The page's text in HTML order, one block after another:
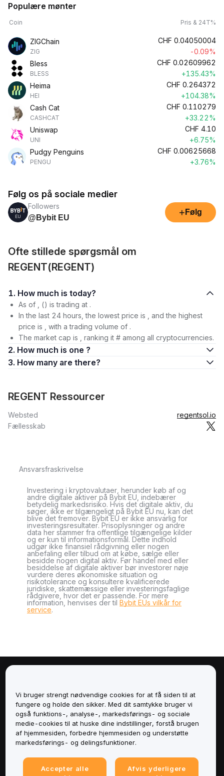
Populære mønter
Coin Pris & 24T%
ZIGChain
ZIG
CHF 0.04050004
-0.09%
Bless
BLESS
CHF 0.02609962
+135.43%
Heima
HEI
CHF 0.264372
+104.38%
Cash Cat
CASHCAT
CHF 0.110279
+33.22%
Uniswap
UNI
CHF 4.10
+6.75%
Pudgy Penguins
PENGU
CHF 0.00625668
+3.76%
Følg os på sociale medier
Followers
@Bybit EU
+ Følg
Ofte stillede spørgsmål om
REGENT(REGENT)
1. How much is today?
As of , () is trading at .
In the last 24 hours, the lowest price is , and the highest
price is , with a trading volume of .
The market cap is , ranking it # among all cryptocurrencies.
2. How much is one ?
3. How many are there?
REGENT Ressourcer
Websted
regentsol.io
Fællesskab
Ansvarsfraskrivelse
Investering i kryptovalutaer, herunder køb af og
andre digitale aktiver på Bybit EU, indebærer
betydelig markedsrisiko. Hvis det digitale aktiv, du
søger, ikke er tilgængeligt på Bybit EU nu, kan det
blive det fremover. Bybit EU er ikke ansvarlig for
investeringsresultater. Prisoplysninger og andre
data her stammer fra offentlige tilgængelige kilder
og er kun til informationsformål. Dette indhold
udgør ikke finansiel rådgivning eller nogen
anbefaling eller tilbud om at købe, sælge eller
besidde nogen digital aktiv. Før handel med eller
besiddelse af digitale aktiver bør investorer nøje
vurdere deres økonomiske situation og
risikotolerance og konsultere kvalificerede
juridiske, skattemæssige eller investeringsfaglige
rådgivere, hvor det er passende. For mere
information, henvises der til Bybit EUs vilkår for
service.
Tjenester
Support
Vi bruger strengt nødvendige cookies for at få siden til at
fungere og holde den sikker. Med dit samtykke bruger vi
også funktions-, analyse-, markedsførings- og sociale
medie-cookies til at huske dine indstillinger, forstå brugen
af hjemmesiden, forbedre hjemmesiden og understøtte
markedsførings- og delingsfunktioner.
Accepter alle
Afvis yderligere